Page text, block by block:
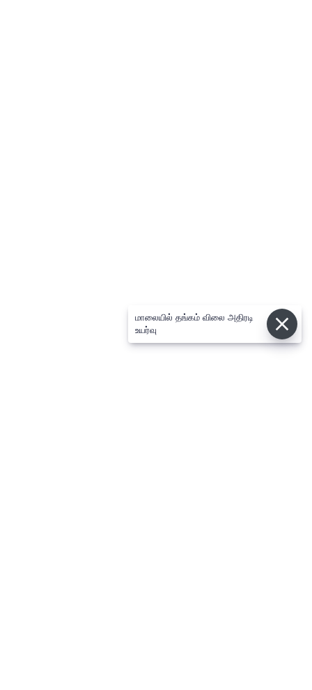
மாலையில் தங்கம் விலை அதிரடி
உயர்வு